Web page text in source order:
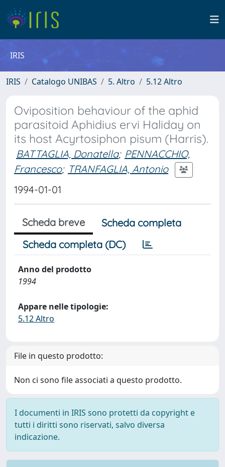
IRIS
IRIS Catalogo UNIBAS 5. Altro 5.12 Altro
Oviposition behaviour of the aphid
parasitoid Aphidius ervi Haliday on
its host Acyrtosiphon pisum (Harris).
BATTAGLIA, Donatella; PENNACCHIO,
Francesco; TRANFAGLIA, Antonio
1994-01-01
Scheda breve
Scheda completa
Scheda completa (DC)
Anno del prodotto
1994
Appare nelle tipologie:
5.12 Altro
File in questo prodotto:
Non ci sono file associati a questo prodotto.
I documenti in IRIS sono protetti da copyright e
tutti i diritti sono riservati, salvo diversa
indicazione.